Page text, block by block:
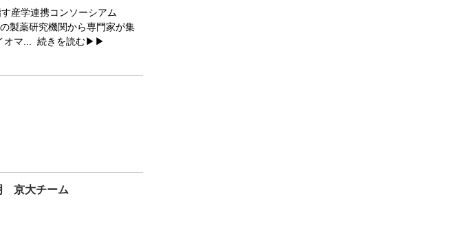
産学連携コンソーシアム
製薬研究機関から専門家が集
オマ... 続きを読む▶▶
京大チーム